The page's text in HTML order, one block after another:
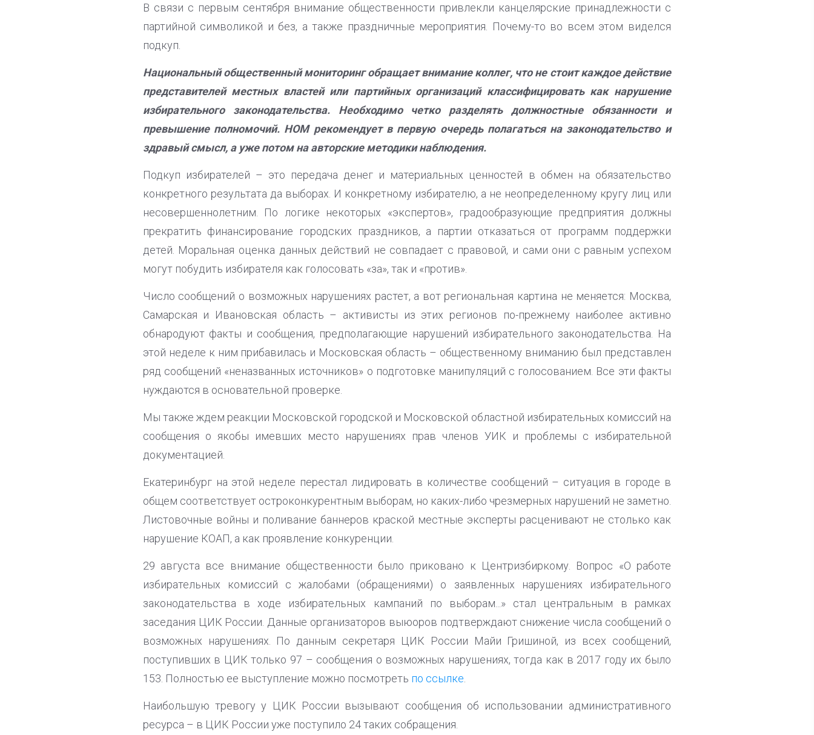
В связи с первым сентября внимание общественности привлекли канцелярские принадлежности с
партийной символикой и без, а также праздничные мероприятия. Почему-то во всем этом виделся
подкуп.
Национальный общественный мониторинг обращает внимание коллег, что не стоит каждое действие
представителей местных властей или партийных организаций классифицировать как нарушение
избирательного законодательства. Необходимо четко разделять должностные обязанности и
превышение полномочий. НОМ рекомендует в первую очередь полагаться на законодательство и
здравый смысл, а уже потом на авторские методики наблюдения.
Подкуп избирателей – это передача денег и материальных ценностей в обмен на обязательство
конкретного результата да выборах. И конкретному избирателю, а не неопределенному кругу лиц или
несовершеннолетним. По логике некоторых «экспертов», градообразующие предприятия должны
прекратить финансирование городских праздников, а партии отказаться от программ поддержки
детей. Моральная оценка данных действий не совпадает с правовой, и сами они с равным успехом
могут побудить избирателя как голосовать «за», так и «против».
Число сообщений о возможных нарушениях растет, а вот региональная картина не меняется: Москва,
Самарская и Ивановская область – активисты из этих регионов по-прежнему наиболее активно
обнародуют факты и сообщения, предполагающие нарушений избирательного законодательства. На
этой неделе к ним прибавилась и Московская область – общественному вниманию был представлен
ряд сообщений «неназванных источников» о подготовке манипуляций с голосованием. Все эти факты
нуждаются в основательной проверке.
Мы также ждем реакции Московской городской и Московской областной избирательных комиссий на
сообщения о якобы имевших место нарушениях прав членов УИК и проблемы с избирательной
документацией.
Екатеринбург на этой неделе перестал лидировать в количестве сообщений – ситуация в городе в
общем соответствует остроконкурентным выборам, но каких-либо чрезмерных нарушений не заметно.
Листовочные войны и поливание баннеров краской местные эксперты расценивают не столько как
нарушение КОАП, а как проявление конкуренции.
29 августа все внимание общественности было приковано к Центризбиркому. Вопрос «О работе
избирательных комиссий с жалобами (обращениями) о заявленных нарушениях избирательного
законодательства в ходе избирательных кампаний по выборам...» стал центральным в рамках
заседания ЦИК России. Данные организаторов выюоров подтверждают снижение числа сообщений о
возможных нарушениях. По данным секретаря ЦИК России Майи Гришиной, из всех сообщений,
поступивших в ЦИК только 97 – сообщения о возможных нарушениях, тогда как в 2017 году их было
153. Полностью ее выступление можно посмотреть по ссылке
Наибольшую тревогу у ЦИК России вызывают сообщения об использовании административного
ресурса – в ЦИК России уже поступило 24 таких собращения.